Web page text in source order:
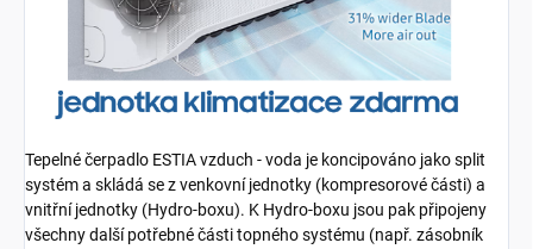
Tepelné čerpadlo ESTIA vzduch - voda je koncipováno jako split
systém a skládá se z venkovní jednotky (kompresorové části) a
vnitřní jednotky (Hydro-boxu). K Hydro-boxu jsou pak připojeny
všechny další potřebné části topného systému (např. zásobník